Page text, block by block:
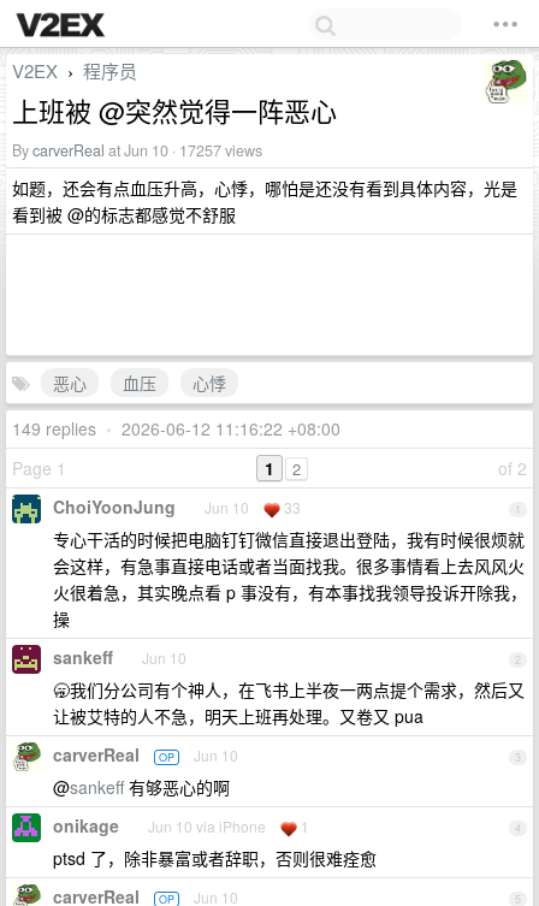
V2EX › 程序员
上班被 @突然觉得一阵恶心
BycarverReal at Jun 10 · 17257 views
如题，还会有点血压升高，心悸，哪怕是还没有看到具体内容，光是
看到被 @的标志都感觉不舒服
恶心 血压
心悸
149 replies • 2026-06-12 11:16:22 +08:00
Page 1
of 2
1 2
1
ChoiYoonJung Jun 10 33
专心干活的时候把电脑钉钉微信直接退出登陆，我有时候很烦就
会这样，有急事直接电话或者当面找我。很多事情看上去风风火
火很着急，其实晚点看 p 事没有，有本事找我领导投诉开除我，
操
2
sankeff Jun 10
🥱我们分公司有个神人，在飞书上半夜一两点提个需求，然后又
让被艾特的人不急，明天上班再处理。又卷又 pua
3
carverReal OP Jun 10
@sankeff有够恶心的啊
4
onikage Jun 10 via iPhone 1
ptsd 了，除非暴富或者辞职，否则很难痊愈
5
carverReal OP Jun 10